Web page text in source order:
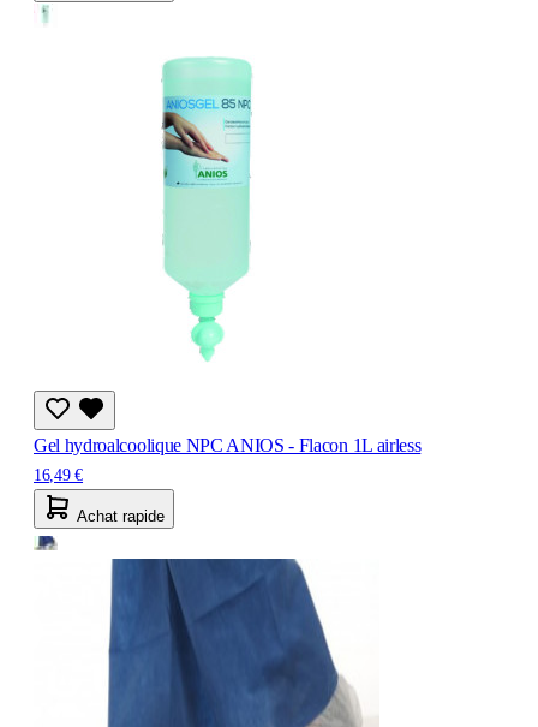
Gel hydroalcoolique NPC ANIOS - Flacon 1L airless
16,49 €
Achat rapide